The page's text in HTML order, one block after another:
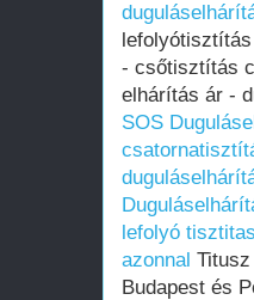
- csőtisztítás
elhárítás ár -
SOS
lefolyó
azonnal
Budapest és